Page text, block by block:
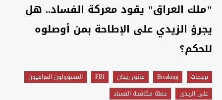
"ملك العراق" يقود معركة الفساد.. هل
يجرؤ الزيدي على الإطاحة بمن أوصلوه
للحكم؟
ترجمات Breaking فائق زيدان FBI
المسؤولون العراقيون
علي الزيدي
حملة مكافحة الفساد